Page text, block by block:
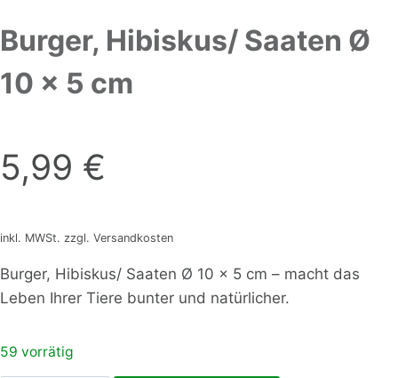
Burger, Hibiskus/ Saaten Ø
10 x 5 cm
5,99 €
inkl. MWSt. zzgl. Versandkosten
Burger, Hibiskus/ Saaten Ø 10 x 5 cm – macht das
Leben Ihrer Tiere bunter und natürlicher.
59 vorrätig